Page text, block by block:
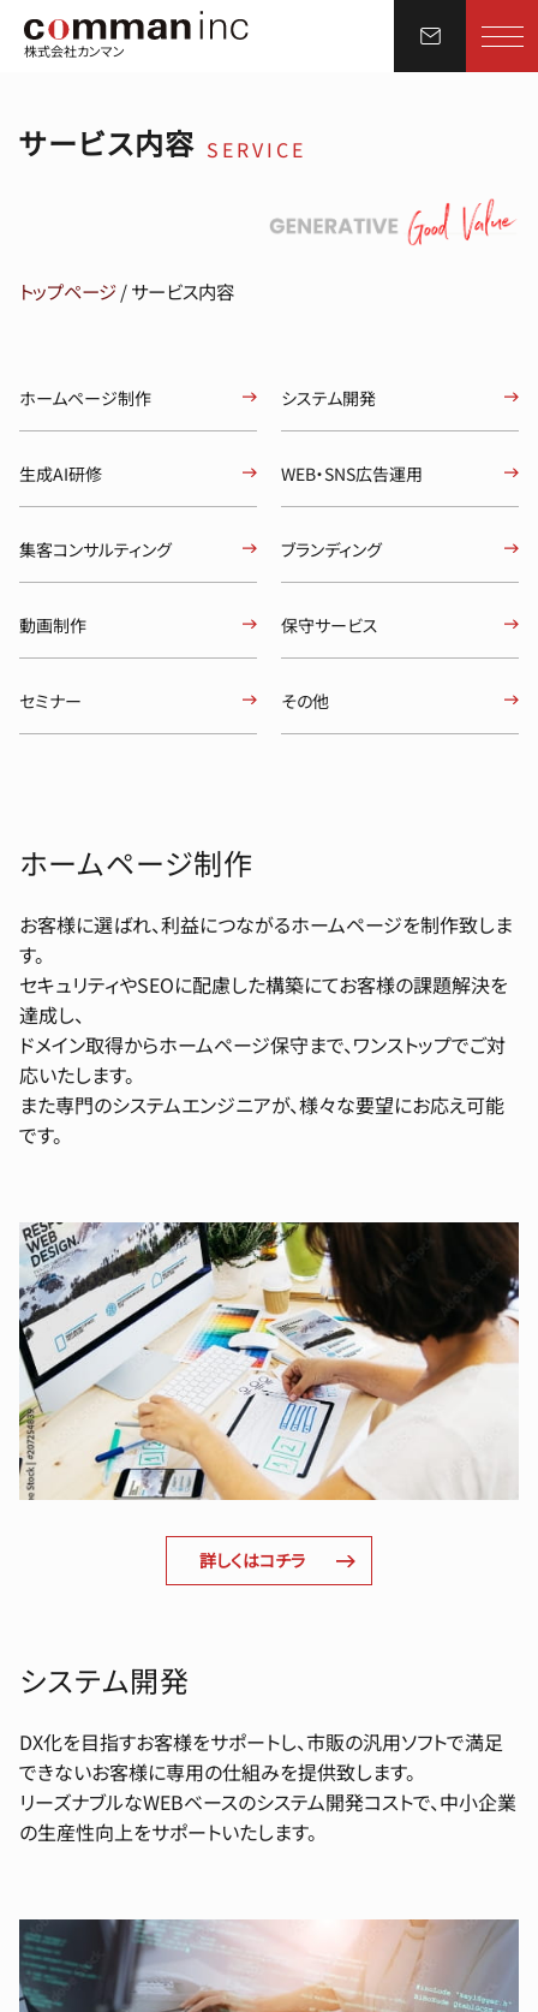
株式会社カンマン
サービス内容 SERVICE
トップページ/サービス内容
ホームページ制作 システム開発
生成AI研修 WEB・SNS広告運用
集客コンサルティング ブランディング
動画制作 保守サービス
セミナー その他
ホームページ制作
お客様に選ばれ、利益につながるホームページを制作致しま
す。
セキュリティやSEOに配慮した構築にてお客様の課題解決を
達成し、
ドメイン取得からホームページ保守まで、ワンストップでご対
応いたします。
また専門のシステムエンジニアが、様々な要望にお応え可能
です。
詳しくはコチラ
システム開発
DX化を目指すお客様をサポートし、市販の汎用ソフトで満足
できないお客様に専用の仕組みを提供致します。
リーズナブルなWEBベースのシステム開発コストで、中小企業
の生産性向上をサポートいたします。